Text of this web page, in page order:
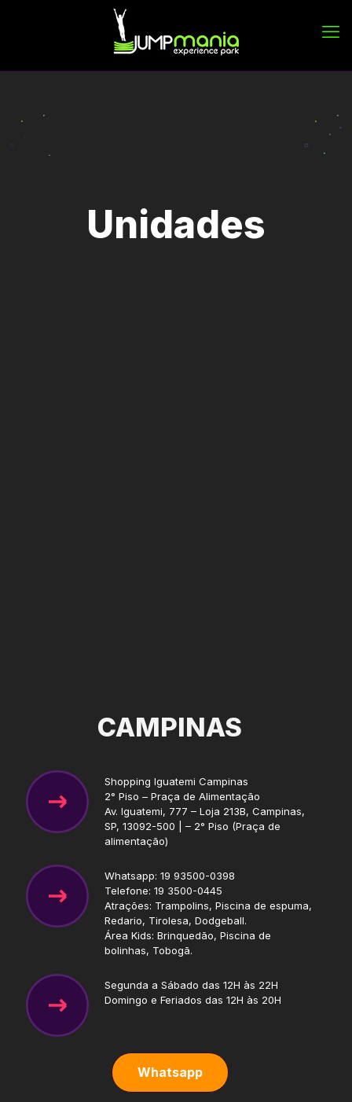
Unidades
CAMPINAS
Shopping Iguatemi Campinas
2° Piso – Praça de Alimentação
Av. Iguatemi, 777 – Loja 213B, Campinas,
SP, 13092-500 | – 2° Piso (Praça de
alimentação)
Whatsapp: 19 93500-0398
Telefone: 19 3500-0445
Atrações: Trampolins, Piscina de espuma,
Redario, Tirolesa, Dodgeball.
Área Kids: Brinquedão, Piscina de
bolinhas, Tobogã.
Segunda a Sábado das 12H às 22H
Domingo e Feriados das 12H às 20H
Whatsapp